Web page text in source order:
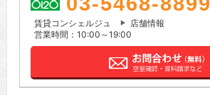
賃貸コンシェルジュ
店舗情報
営業時間：10:00～19:00